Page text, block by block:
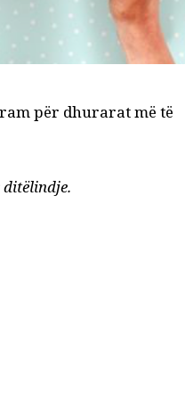
për dhurarat më të
ditëlindje.